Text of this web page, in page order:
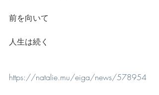
前を向いて
人生は続く
https://natalie.mu/eiga/news/578954